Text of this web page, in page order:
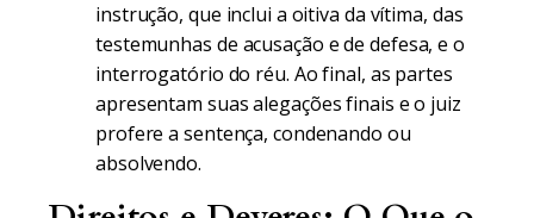
instrução, que inclui a oitiva da vítima, das
testemunhas de acusação e de defesa, e o
interrogatório do réu. Ao final, as partes
apresentam suas alegações finais e o juiz
profere a sentença, condenando ou
absolvendo.